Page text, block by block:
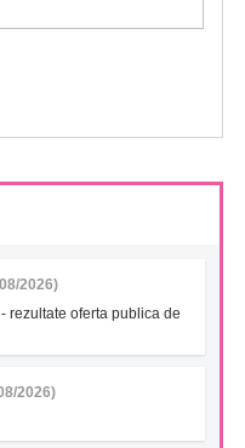
2026)
rezultate oferta publica de
2026)